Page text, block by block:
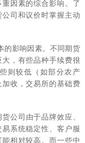
因素的综合影响。了
司和议价时掌握主动
的影响因素。不同期货
，有些品种手续费很
则较低（如部分农产
收，交易所的基础费
公司由于品牌效应、
系统稳定性、客户服
相对较高。而一些中